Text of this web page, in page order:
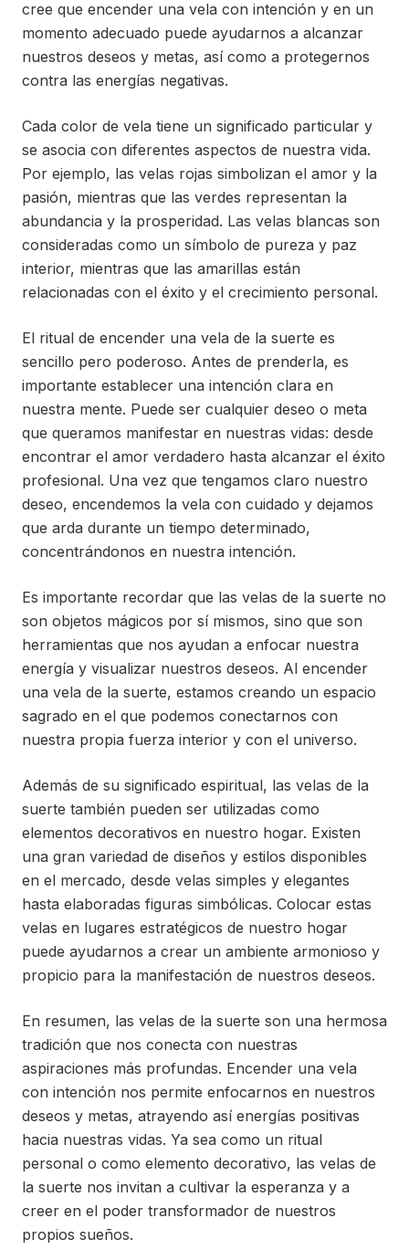
cree que encender una vela con intención y en un
momento adecuado puede ayudarnos a alcanzar
nuestros deseos y metas, así como a protegernos
contra las energías negativas.
Cada color de vela tiene un significado particular y
se asocia con diferentes aspectos de nuestra vida.
Por ejemplo, las velas rojas simbolizan el amor y la
pasión, mientras que las verdes representan la
abundancia y la prosperidad. Las velas blancas son
consideradas como un símbolo de pureza y paz
interior, mientras que las amarillas están
relacionadas con el éxito y el crecimiento personal.
El ritual de encender una vela de la suerte es
sencillo pero poderoso. Antes de prenderla, es
importante establecer una intención clara en
nuestra mente. Puede ser cualquier deseo o meta
que queramos manifestar en nuestras vidas: desde
encontrar el amor verdadero hasta alcanzar el éxito
profesional. Una vez que tengamos claro nuestro
deseo, encendemos la vela con cuidado y dejamos
que arda durante un tiempo determinado,
concentrándonos en nuestra intención.
Es importante recordar que las velas de la suerte no
son objetos mágicos por sí mismos, sino que son
herramientas que nos ayudan a enfocar nuestra
energía y visualizar nuestros deseos. Al encender
una vela de la suerte, estamos creando un espacio
sagrado en el que podemos conectarnos con
nuestra propia fuerza interior y con el universo.
Además de su significado espiritual, las velas de la
suerte también pueden ser utilizadas como
elementos decorativos en nuestro hogar. Existen
una gran variedad de diseños y estilos disponibles
en el mercado, desde velas simples y elegantes
hasta elaboradas figuras simbólicas. Colocar estas
velas en lugares estratégicos de nuestro hogar
puede ayudarnos a crear un ambiente armonioso y
propicio para la manifestación de nuestros deseos.
En resumen, las velas de la suerte son una hermosa
tradición que nos conecta con nuestras
aspiraciones más profundas. Encender una vela
con intención nos permite enfocarnos en nuestros
deseos y metas, atrayendo así energías positivas
hacia nuestras vidas. Ya sea como un ritual
personal o como elemento decorativo, las velas de
la suerte nos invitan a cultivar la esperanza y a
creer en el poder transformador de nuestros
propios sueños.